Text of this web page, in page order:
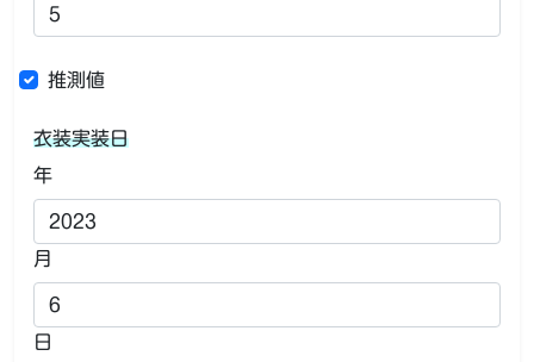
推測値
衣装実装日
年
月
日